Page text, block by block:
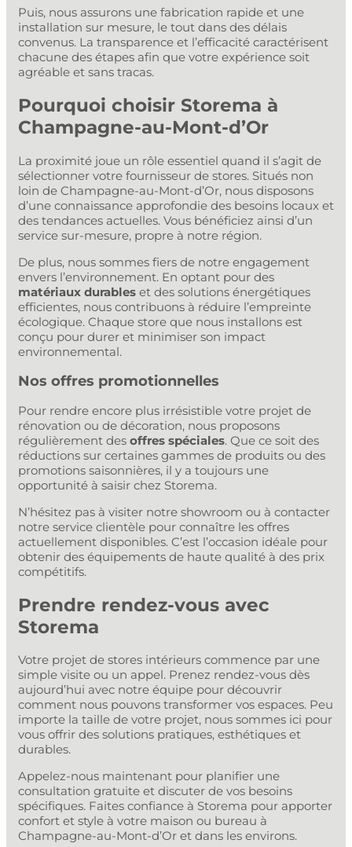
Puis, nous assurons une fabrication rapide et une
installation sur mesure, le tout dans des délais
convenus. La transparence et l’efficacité caractérisent
chacune des étapes afin que votre expérience soit
agréable et sans tracas.
Pourquoi choisir Storema à
Champagne-au-Mont-d’Or
La proximité joue un rôle essentiel quand il s’agit de
sélectionner votre fournisseur de stores. Situés non
loin de Champagne-au-Mont-d’Or, nous disposons
d’une connaissance approfondie des besoins locaux et
des tendances actuelles. Vous bénéficiez ainsi d’un
service sur-mesure, propre à notre région.
De plus, nous sommes fiers de notre engagement
envers l’environnement. En optant pour des
matériaux durables et des solutions énergétiques
efficientes, nous contribuons à réduire l’empreinte
écologique. Chaque store que nous installons est
conçu pour durer et minimiser son impact
environnemental.
Nos offres promotionnelles
Pour rendre encore plus irrésistible votre projet de
rénovation ou de décoration, nous proposons
régulièrement des offres spéciales. Que ce soit des
réductions sur certaines gammes de produits ou des
promotions saisonnières, il y a toujours une
opportunité à saisir chez Storema.
N’hésitez pas à visiter notre showroom ou à contacter
notre service clientèle pour connaître les offres
actuellement disponibles. C’est l’occasion idéale pour
obtenir des équipements de haute qualité à des prix
compétitifs.
Prendre rendez-vous avec
Storema
Votre projet de stores intérieurs commence par une
simple visite ou un appel. Prenez rendez-vous dès
aujourd’hui avec notre équipe pour découvrir
comment nous pouvons transformer vos espaces. Peu
importe la taille de votre projet, nous sommes ici pour
vous offrir des solutions pratiques, esthétiques et
durables.
Appelez-nous maintenant pour planifier une
consultation gratuite et discuter de vos besoins
spécifiques. Faites confiance à Storema pour apporter
confort et style à votre maison ou bureau à
Champagne-au-Mont-d’Or et dans les environs.